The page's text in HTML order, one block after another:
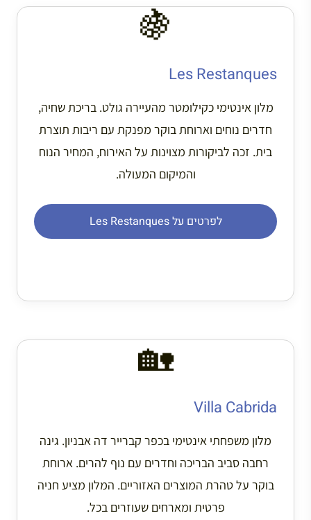
🍇
Les Restanques
מלון אינטימי כקילומטר מהעיירה גולט. בריכת שחיה,
חדרים נוחים וארוחת בוקר מפנקת עם ריבות תוצרת
בית. זכה לביקורות מצוינות על האירוח, המחיר הנוח
והמיקום המעולה.
לפרטים על Les Restanques
🏡
Villa Cabrida
מלון משפחתי אינטימי בכפר קברייר דה אבניון. גינה
רחבה סביב הבריכה וחדרים עם נוף להרים. ארוחת
בוקר על טהרת המוצרים האזוריים. המלון מציע חניה
פרטית ומארחים שעוזרים בכל.